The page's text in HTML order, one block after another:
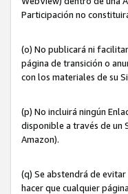
Participación no
(o) No publicará ni
página de transición o
con los materiales de su
(p) No incluirá ningún
disponible a través de un
Amazon).
(q) Se abstendrá de
hacer que cualquier